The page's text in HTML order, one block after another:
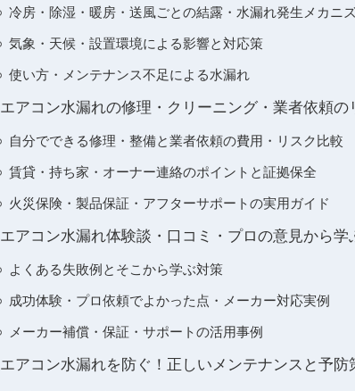
冷房・除湿・暖房・送風ごとの結露・水漏れ発生メカニ
気象・天候・設置環境による影響と対応策
使い方・メンテナンス不足による水漏れ
エアコン水漏れの修理・クリーニング・業者依頼
自分でできる修理・整備と業者依頼の費用・リスク比較
賃貸・持ち家・オーナー連絡のポイントと証拠保全
火災保険・製品保証・アフターサポートの実用ガイド
エアコン水漏れ体験談・口コミ・プロの意見から学
よくある失敗例とそこから学ぶ対策
成功体験・プロ依頼でよかった点・メーカー対応実例
メーカー補償・保証・サポートの活用事例
エアコン水漏れを防ぐ！正しいメンテナンスと予防